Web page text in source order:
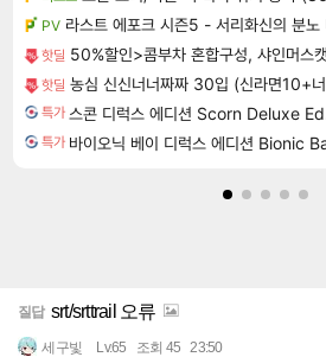
PV 라스트 에포크 시즌5 - 서리화신의 분노
핫딜 50%할인>콤부차 혼합구성, 샤인머스캣 10스틱 + 파인애플 10스틱 + 세븐
핫딜 농심 신신너너짜짜 30입 (신라면10+
특가
특가
질답 srt/srttrail 오류
세구빛 Lv.65 조회 45 23:50